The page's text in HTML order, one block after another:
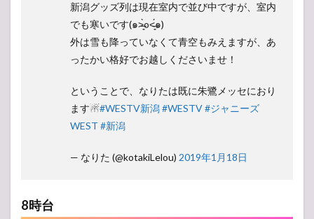
新潟グッズ列は現在室内で並び中ですが、室内
でも寒いです(๑˃̶͈̀o˂̶͈́๑)
外は雪も降っていなくて青空もみえますが、あ
ったかい格好でお越しくださいませ！
ということで、なりたは既に朱鷺メッセにおり
ます☃︎#WESTV新潟#WESTV#ジャニーズ
WEST #新潟
— なりた (@kotakiLelou) 2019年1月18日
8時台